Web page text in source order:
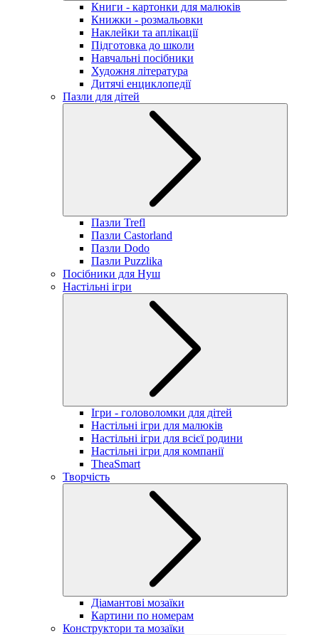
Книги - картонки для малюків
Книжки - розмальовки
Наклейки та аплікації
Підготовка до школи
Навчальні посібники
Художня література
Дитячі енциклопедії
Пазли для дітей
Пазли Trefl
Пазли Castorland
Пазли Dodo
Пазли Puzzlika
Посібники для Нуш
Настільні ігри
Ігри - головоломки для дітей
Настільні ігри для малюків
Настільні ігри для всієї родини
Настільні ігри для компанії
TheaSmart
Творчість
Діамантові мозаїки
Картини по номерам
Конструктори та мозаїки